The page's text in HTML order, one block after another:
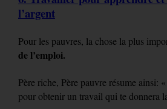
l’argent
Pour les pauvres, la chose la plus
de l’emploi.
Père riche, Père pauvre résume ainsi:
pour obtenir un travail qui te donnera